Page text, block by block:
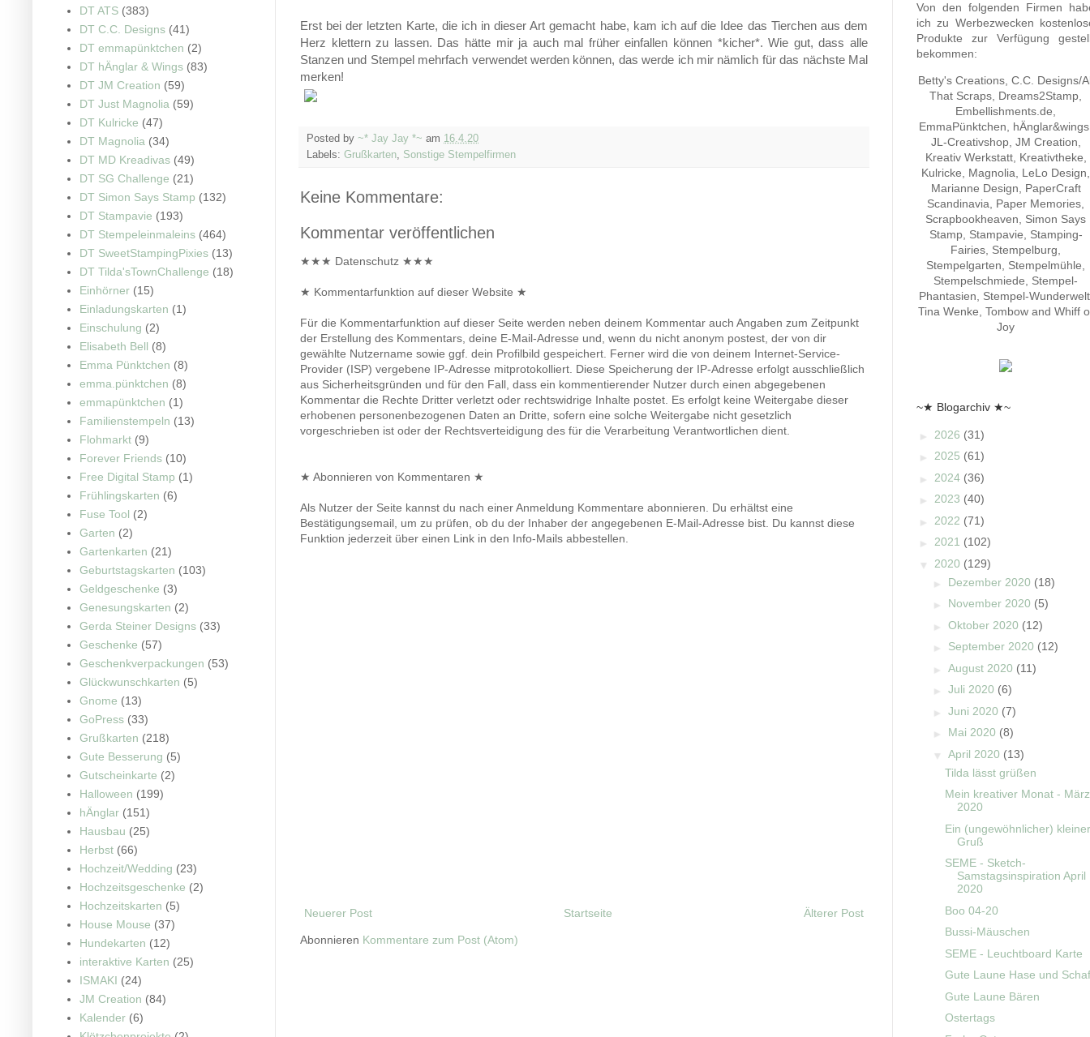
Erst bei der letzten Karte, die ich in dieser Art gemacht habe, kam ich auf die Idee das Tierchen aus dem
Herz klettern zu lassen. Das hätte mir ja auch mal früher einfallen können *kicher*. Wie gut, dass alle
Stanzen und Stempel mehrfach verwendet werden können, das werde ich mir nämlich für das nächste Mal
merken!
Posted by ~* Jay Jay *~ am 16.4.20
Labels: Grußkarten, Sonstige Stempelfirmen
Keine Kommentare:
Kommentar veröffentlichen
★★★ Datenschutz ★★★
★ Kommentarfunktion auf dieser Website ★
Für die Kommentarfunktion auf dieser Seite werden neben deinem Kommentar auch Angaben zum Zeitpunkt
der Erstellung des Kommentars, deine E-Mail-Adresse und, wenn du nicht anonym postest, der von dir
gewählte Nutzername sowie ggf. dein Profilbild gespeichert. Ferner wird die von deinem Internet-Service-
Provider (ISP) vergebene IP-Adresse mitprotokolliert. Diese Speicherung der IP-Adresse erfolgt ausschließlich
aus Sicherheitsgründen und für den Fall, dass ein kommentierender Nutzer durch einen abgegebenen
Kommentar die Rechte Dritter verletzt oder rechtswidrige Inhalte postet. Es erfolgt keine Weitergabe dieser
erhobenen personenbezogenen Daten an Dritte, sofern eine solche Weitergabe nicht gesetzlich
vorgeschrieben ist oder der Rechtsverteidigung des für die Verarbeitung Verantwortlichen dient.
★ Abonnieren von Kommentaren ★
Als Nutzer der Seite kannst du nach einer Anmeldung Kommentare abonnieren. Du erhältst eine
Bestätigungsemail, um zu prüfen, ob du der Inhaber der angegebenen E-Mail-Adresse bist. Du kannst diese
Funktion jederzeit über einen Link in den Info-Mails abbestellen.
Neuerer Post Älterer Post
Startseite
Abonnieren Kommentare zum Post (Atom)
DT ATS (383)
DT C.C. Designs (41)
DT emmapünktchen (2)
DT hÄnglar & Wings (83)
DT JM Creation (59)
DT Just Magnolia (59)
DT Kulricke (47)
DT Magnolia (34)
DT MD Kreadivas (49)
DT SG Challenge (21)
DT Simon Says Stamp (132)
DT Stampavie (193)
DT Stempeleinmaleins (464)
DT SweetStampingPixies (13)
DT Tilda'sTownChallenge (18)
Einhörner (15)
Einladungskarten (1)
Einschulung (2)
Elisabeth Bell (8)
Emma Pünktchen (8)
emma.pünktchen (8)
emmapünktchen (1)
Familienstempeln (13)
Flohmarkt (9)
Forever Friends (10)
Free Digital Stamp (1)
Frühlingskarten (6)
Fuse Tool (2)
Garten (2)
Gartenkarten (21)
Geburtstagskarten (103)
Geldgeschenke (3)
Genesungskarten (2)
Gerda Steiner Designs (33)
Geschenke (57)
Geschenkverpackungen (53)
Glückwunschkarten (5)
Gnome (13)
GoPress (33)
Grußkarten (218)
Gute Besserung (5)
Gutscheinkarte (2)
Halloween (199)
hÄnglar (151)
Hausbau (25)
Herbst (66)
Hochzeit/Wedding (23)
Hochzeitsgeschenke (2)
Hochzeitskarten (5)
House Mouse (37)
Hundekarten (12)
interaktive Karten (25)
ISMAKI (24)
JM Creation (84)
Kalender (6)
Von den folgenden Firmen
ich zu Werbezwecken
Produkte zur Verfügung
bekommen:
Betty's Creations, C.C. Designs/
That Scraps, Dreams2Stamp,
Embellishments.de,
EmmaPünktchen,
JL-Creativshop, JM Creation,
Kreativ Werkstatt, Kreativtheke,
Kulricke, Magnolia, LeLo Design,
Marianne Design, PaperCraft
Scandinavia, Paper Memories,
Scrapbookheaven, Simon Says
Stamp, Stampavie, Stamping-
Fairies, Stempelburg,
Stempelgarten, Stempelmühle,
Stempelschmiede, Stempel-
Phantasien, Stempel-
Tina Wenke, Tombow and Whiff
Joy
~★ Blogarchiv ★~
► 2026 (31)
► 2025 (61)
► 2024 (36)
► 2023 (40)
► 2022 (71)
► 2021 (102)
▼ 2020 (129)
► Dezember 2020 (18)
► November 2020 (5)
► Oktober 2020 (12)
► September 2020 (12)
► August 2020 (11)
► Juli 2020 (6)
► Juni 2020 (7)
► Mai 2020 (8)
▼ April 2020 (13)
Tilda lässt grüßen
Mein kreativer Monat - März
2020
Ein (ungewöhnlicher) kleiner
Gruß
SEME - Sketch-
Samstagsinspiration April
2020
Boo 04-20
Bussi-Mäuschen
SEME - Leuchtboard Karte
Gute Laune Hase und Schaf
Gute Laune Bären
Ostertags